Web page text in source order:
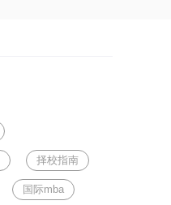
择校指南
国际mba